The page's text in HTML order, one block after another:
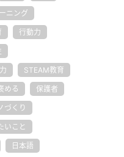
ニング
行動力
STEAM教育
める 保護者
づくり
いこと
日本語